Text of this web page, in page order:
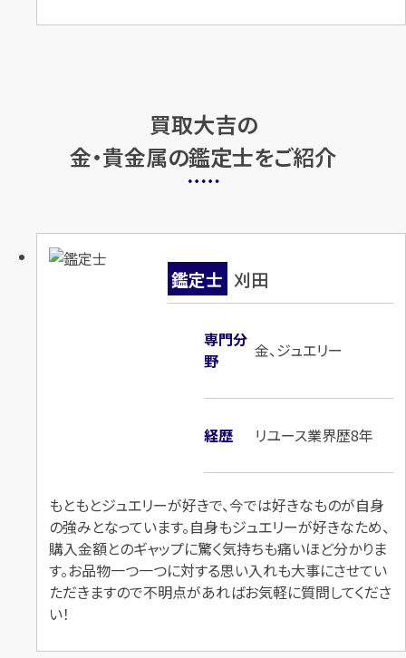
Pt900×ダイヤモンドリング
宝石・ジュエリー
ダイヤモンドリング（指
Pt900×ダイヤモンドリング
D2.007ct
輪）
K18×ダイヤモンドリング
D3.289ct
買取参考価格 1,254,000円
宝石・ジュエリー
ダイヤモンドリング（指
輪）
Pt900×ダイヤモンドリング
D3.235ct MD2.58ct
買取参考価格 1,166,500円
宝石・ジュエリー
輪）
買取大吉の
金・貴金属の鑑定士をご紹介
鑑定士 刈田
専門分
野
金、ジュエリー
経歴 リユース業界歴8年
もともとジュエリーが好きで、今では好きなものが自身
の強みとなっています。自身もジュエリーが好きなため、
購入金額とのギャップに驚く気持ちも痛いほど分かりま
す。お品物一つ一つに対する思い入れも大事にさせてい
ただきますので不明点があればお気軽に質問してくださ
い！